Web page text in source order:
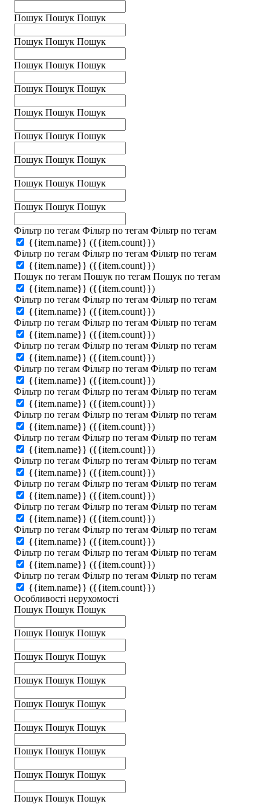
Пошук Пошук Пошук
Пошук Пошук Пошук
Пошук Пошук Пошук
Пошук Пошук Пошук
Пошук Пошук Пошук
Пошук Пошук Пошук
Пошук Пошук Пошук
Пошук Пошук Пошук
Пошук Пошук Пошук
Фільтр по тегам Фільтр по тегам Фільтр по тегам
{{item.name}} ({{item.count}})
Фільтр по тегам Фільтр по тегам Фільтр по тегам
{{item.name}} ({{item.count}})
Пошук по тегам Пошук по тегам Пошук по тегам
{{item.name}} ({{item.count}})
Фільтр по тегам Фільтр по тегам Фільтр по тегам
{{item.name}} ({{item.count}})
Фільтр по тегам Фільтр по тегам Фільтр по тегам
{{item.name}} ({{item.count}})
Фільтр по тегам Фільтр по тегам Фільтр по тегам
{{item.name}} ({{item.count}})
Фільтр по тегам Фільтр по тегам Фільтр по тегам
{{item.name}} ({{item.count}})
Фільтр по тегам Фільтр по тегам Фільтр по тегам
{{item.name}} ({{item.count}})
Фільтр по тегам Фільтр по тегам Фільтр по тегам
{{item.name}} ({{item.count}})
Фільтр по тегам Фільтр по тегам Фільтр по тегам
{{item.name}} ({{item.count}})
Фільтр по тегам Фільтр по тегам Фільтр по тегам
{{item.name}} ({{item.count}})
Фільтр по тегам Фільтр по тегам Фільтр по тегам
{{item.name}} ({{item.count}})
Фільтр по тегам Фільтр по тегам Фільтр по тегам
{{item.name}} ({{item.count}})
Фільтр по тегам Фільтр по тегам Фільтр по тегам
{{item.name}} ({{item.count}})
Фільтр по тегам Фільтр по тегам Фільтр по тегам
{{item.name}} ({{item.count}})
Фільтр по тегам Фільтр по тегам Фільтр по тегам
{{item.name}} ({{item.count}})
Особливості нерухомості
Пошук Пошук Пошук
Пошук Пошук Пошук
Пошук Пошук Пошук
Пошук Пошук Пошук
Пошук Пошук Пошук
Пошук Пошук Пошук
Пошук Пошук Пошук
Пошук Пошук Пошук
Пошук Пошук Пошук